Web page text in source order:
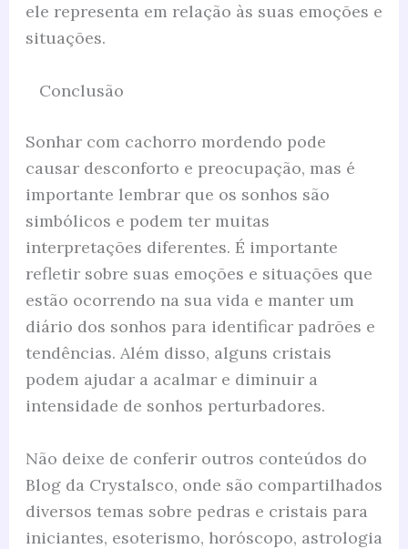
ele representa em relação às suas emoções e
situações.
Conclusão
Sonhar com cachorro mordendo pode
causar desconforto e preocupação, mas é
importante lembrar que os sonhos são
simbólicos e podem ter muitas
interpretações diferentes. É importante
refletir sobre suas emoções e situações que
estão ocorrendo na sua vida e manter um
diário dos sonhos para identificar padrões e
tendências. Além disso, alguns cristais
podem ajudar a acalmar e diminuir a
intensidade de sonhos perturbadores.
Não deixe de conferir outros conteúdos do
Blog da Crystalsco, onde são compartilhados
diversos temas sobre pedras e cristais para
iniciantes, esoterismo, horóscopo, astrologia